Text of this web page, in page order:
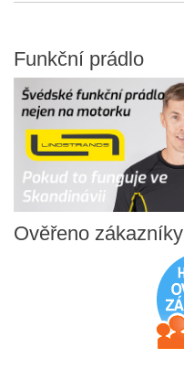
Funkční prádlo
Ověřeno zákazníky